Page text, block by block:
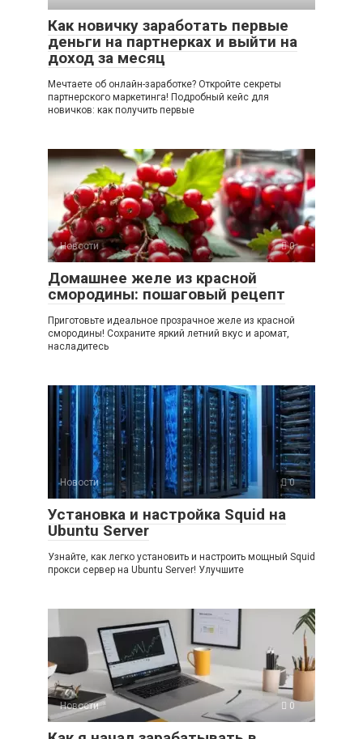
Как новичку заработать первые
деньги на партнерках и выйти на
доход за месяц
Мечтаете об онлайн-заработке? Откройте секреты
партнерского маркетинга! Подробный кейс для
новичков: как получить первые
Новости 0
Домашнее желе из красной
смородины: пошаговый рецепт
Приготовьте идеальное прозрачное желе из красной
смородины! Сохраните яркий летний вкус и аромат,
насладитесь
Новости 0
Установка и настройка Squid на
Ubuntu Server
Узнайте, как легко установить и настроить мощный Squid
прокси сервер на Ubuntu Server! Улучшите
Новости 0